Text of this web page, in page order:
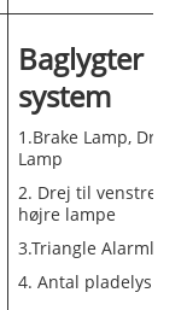
Baglygter
system
1.Brake Lamp, Drive
Lamp
2. Drej til venstre og
højre lampe
3.Triangle Alarmlys
4. Antal pladelys